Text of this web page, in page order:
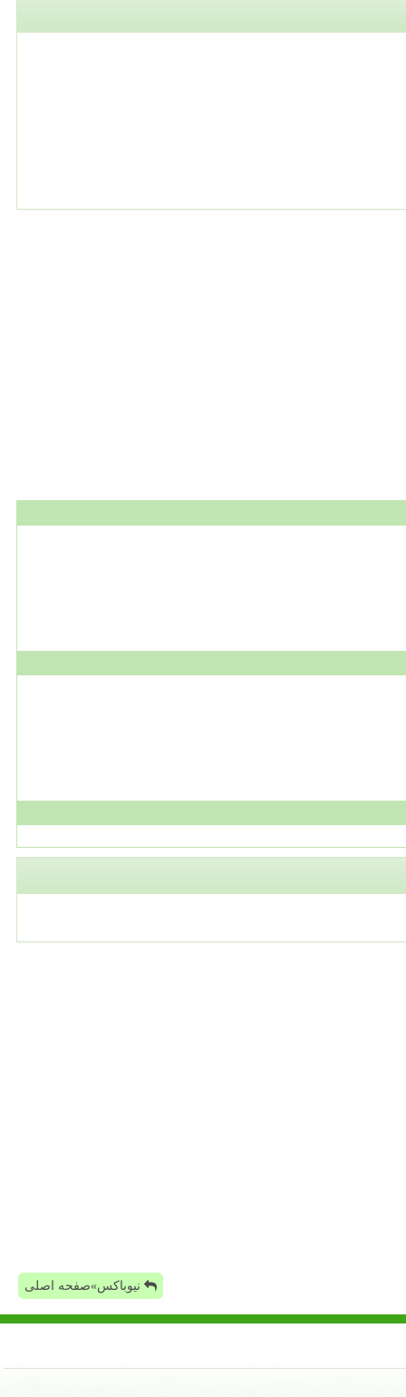
نیوباکس»صفحه اصلی